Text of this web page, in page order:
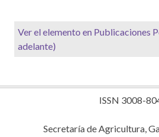
Ver el elemento en Publicaciones
adelante)
ISSN 3008-
Secretaría de Agricultura,